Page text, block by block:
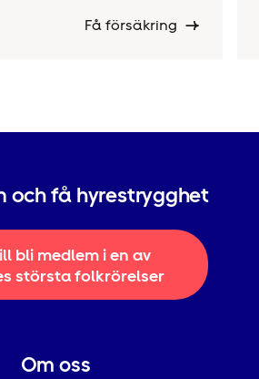
Få försäkring
och få hyrestrygghet
bli medlem i en av
största folkrörelser
Om oss